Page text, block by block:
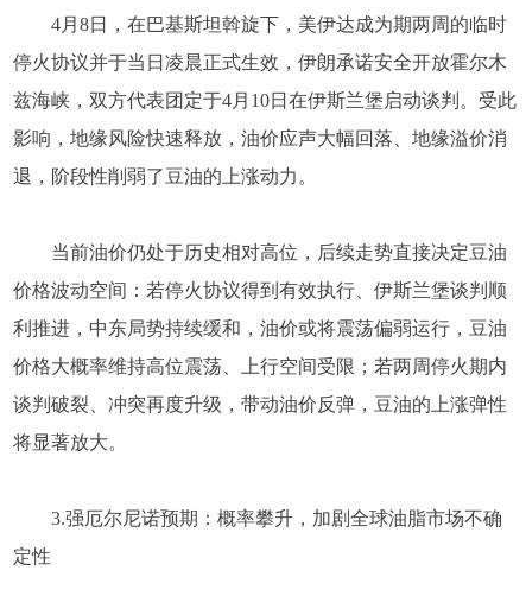
4月8日，在巴基斯坦斡旋下，美伊达成为期两周的临时
停火协议并于当日凌晨正式生效，伊朗承诺安全开放霍尔木
兹海峡，双方代表团定于4月10日在伊斯兰堡启动谈判。受此
影响，地缘风险快速释放，油价应声大幅回落、地缘溢价消
退，阶段性削弱了豆油的上涨动力。
当前油价仍处于历史相对高位，后续走势直接决定豆油
价格波动空间：若停火协议得到有效执行、伊斯兰堡谈判顺
利推进，中东局势持续缓和，油价或将震荡偏弱运行，豆油
价格大概率维持高位震荡、上行空间受限；若两周停火期内
谈判破裂、冲突再度升级，带动油价反弹，豆油的上涨弹性
将显著放大。
3.强厄尔尼诺预期：概率攀升，加剧全球油脂市场不确
定性